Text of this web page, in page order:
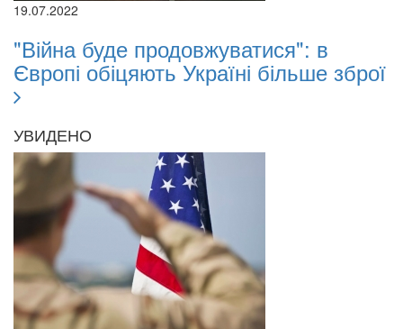
19.07.2022
"Війна буде продовжуватися": в
Європі обіцяють Україні більше зброї
УВИДЕНО